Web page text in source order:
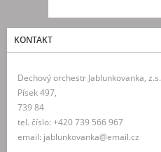
KONTAKT
Dechový orchestr Jablunkovanka, z.s.
Písek 497,
739 84
tel. číslo: +420 739 566 967
email: jablunkovanka@email.cz